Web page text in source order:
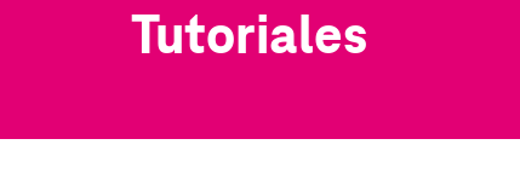
Tutoriales